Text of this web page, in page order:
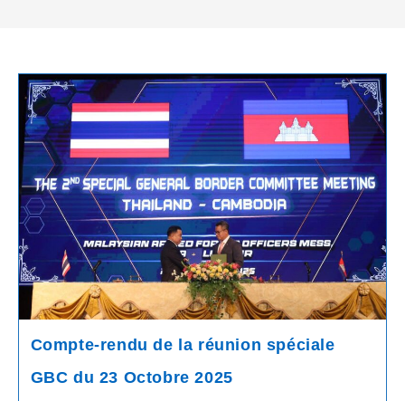
Compte-rendu de la réunion spéciale
GBC du 23 Octobre 2025